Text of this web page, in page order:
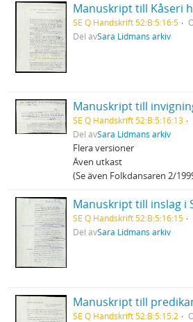
SE Q Handskrift 52:B:5:16:5
Del avSara Lidmans arkiv
SE Q Handskrift 52:B:5:16:13
Del avSara Lidmans arkiv
Flera versioner
Även utkast
(Se även Folkdansaren 2/
Manuskript till inslag i
SE Q Handskrift 52:B:5:16:15
Del avSara Lidmans arkiv
SE Q Handskrift 52:B:5:15:2